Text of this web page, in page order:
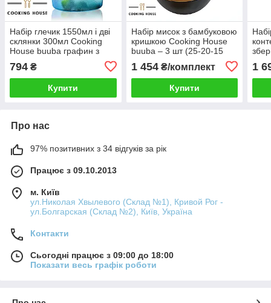
Набір глечик 1550мл і дві
склянки 300мл Cooking
House buuba графин з
кришкою для лимонаду,
кувшин для чаю,
794 ₴
Купити
Набір мисок з бамбуковою
кришкою Cooking House
buuba – 3 шт (25-20-15
1 454₴/комплект
Купити
шт
1
Про нас
97% позитивних з 34 відгуків за рік
Працює з 09.10.2013
м. Київ
ул.Николая Хвылевого (Склад №1), Кривой Рог -
ул.Болгарская (Склад №2), Київ, Україна
Контакти
Сьогодні працює з 09:00 до 18:00
Показати весь графік роботи